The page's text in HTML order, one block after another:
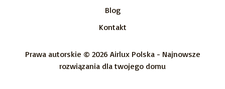
Blog
Kontakt
Prawa autorskie © 2026 Airlux Polska - Najnowsze
rozwiązania dla twojego domu